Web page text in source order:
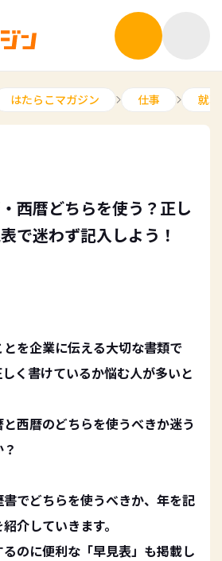
はたらこマガジン 仕事 就
西暦どちらを使う？正し
で迷わず記入しよう！
を企業に伝える大切な書類で
く書けているか悩む人が多いと
西暦のどちらを使うべきか迷う
でどちらを使うべきか、年を記
介していきます。
のに便利な「早見表」も掲載し